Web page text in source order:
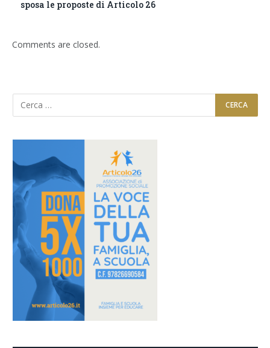
sposa le proposte di Articolo 26
Comments are closed.